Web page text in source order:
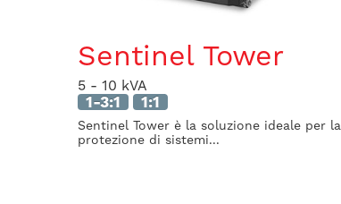
Sentinel Tower
5 - 10 kVA
1-3:1 1:1
Sentinel Tower è la soluzione ideale per la
protezione di sistemi...